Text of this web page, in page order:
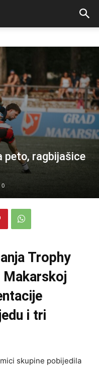
peto, ragbijašice
0
Trophy
Makarskoj
i tri
skupine pobijedila